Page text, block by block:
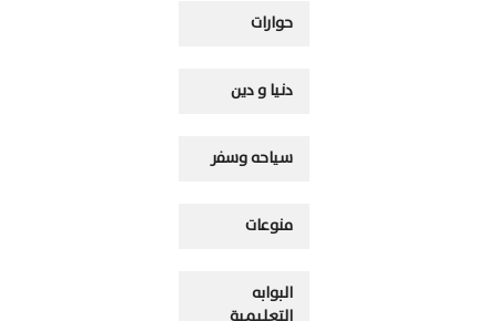
حوارات
دنيا و دين
سياحه وسفر
منوعات
البوابه